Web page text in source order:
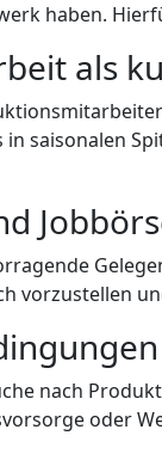
haben.
als
saisonalen
vorzustellen
nach
oder